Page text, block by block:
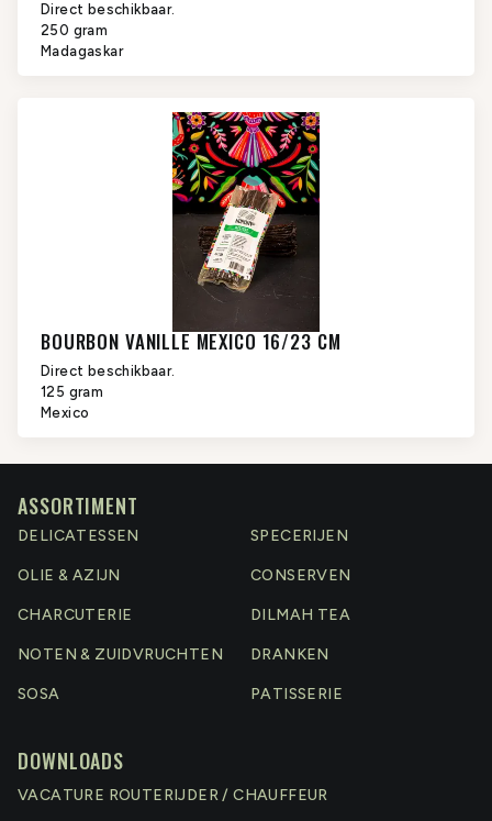
Direct beschikbaar.
250 gram
Madagaskar
BOURBON VANILLE MEXICO 16/23 CM
Direct beschikbaar.
125 gram
Mexico
ASSORTIMENT
DELICATESSEN SPECERIJEN
OLIE & AZIJN CONSERVEN
CHARCUTERIE DILMAH TEA
NOTEN & ZUIDVRUCHTEN DRANKEN
SOSA PATISSERIE
DOWNLOADS
VACATURE ROUTERIJDER / CHAUFFEUR